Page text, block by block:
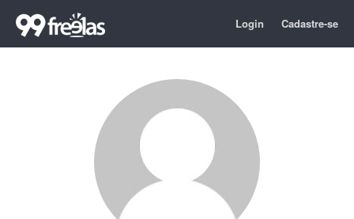
Login Cadastre-se